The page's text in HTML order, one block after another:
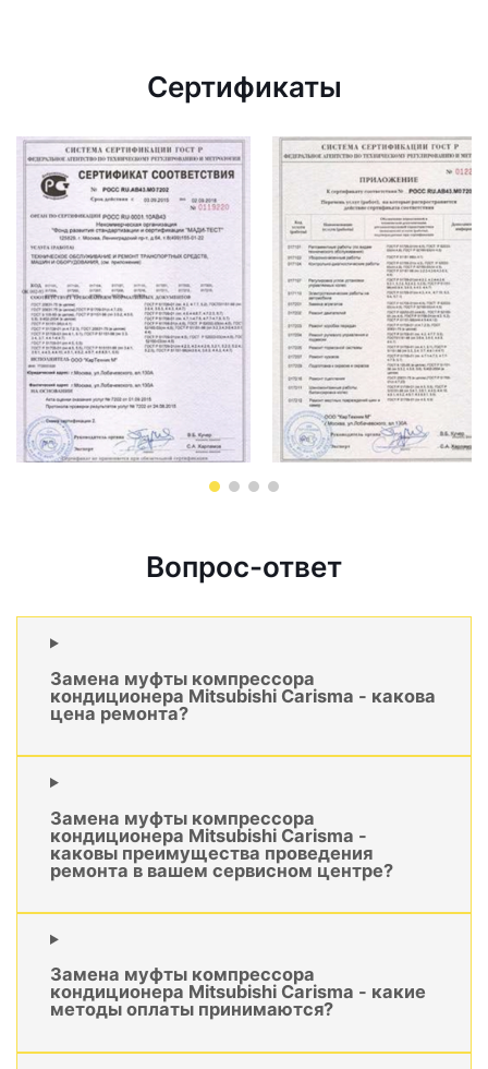
Сертификаты
Вопрос-ответ
Замена муфты компрессора
кондиционера Mitsubishi Carisma - какова
цена ремонта?
Замена муфты компрессора
кондиционера Mitsubishi Carisma -
каковы преимущества проведения
ремонта в вашем сервисном центре?
Замена муфты компрессора
кондиционера Mitsubishi Carisma - какие
методы оплаты принимаются?